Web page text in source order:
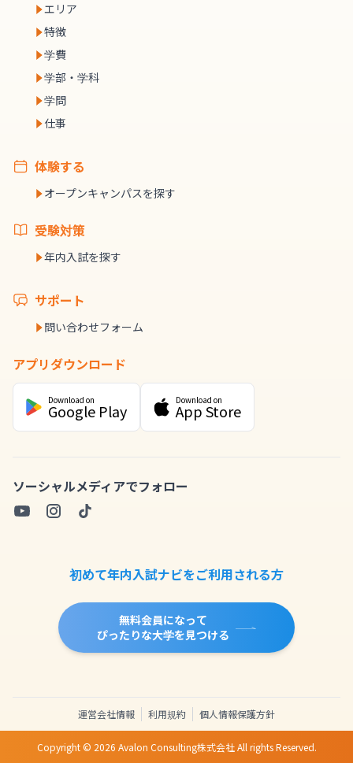
エリア
特徴
学費
学部・学科
学問
仕事
体験する
オープンキャンパスを探す
受験対策
年内入試を探す
サポート
問い合わせフォーム
アプリダウンロード
Download on
Google Play
Download on
App Store
ソーシャルメディアでフォロー
初めて年内入試ナビをご利用される方
無料会員になって
ぴったりな大学を見つける
運営会社情報 利用規約 個人情報保護方針
Copyright © 2026 Avalon Consulting株式会社 All rights Reserved.